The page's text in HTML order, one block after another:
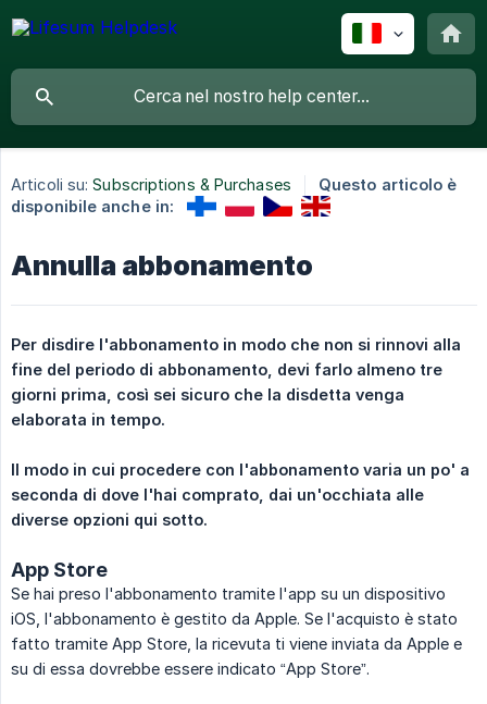
Articoli su: Subscriptions & Purchases
Questo articolo è
disponibile anche in:
Annulla abbonamento
Per disdire l'abbonamento in modo che non si rinnovi alla
fine del periodo di abbonamento, devi farlo almeno tre
giorni prima, così sei sicuro che la disdetta venga
elaborata in tempo.
Il modo in cui procedere con l'abbonamento varia un po' a
seconda di dove l'hai comprato, dai un'occhiata alle
diverse opzioni qui sotto.
App Store
Se hai preso l'abbonamento tramite l'app su un dispositivo
iOS, l'abbonamento è gestito da Apple. Se l'acquisto è stato
fatto tramite App Store, la ricevuta ti viene inviata da Apple e
su di essa dovrebbe essere indicato “App Store”.